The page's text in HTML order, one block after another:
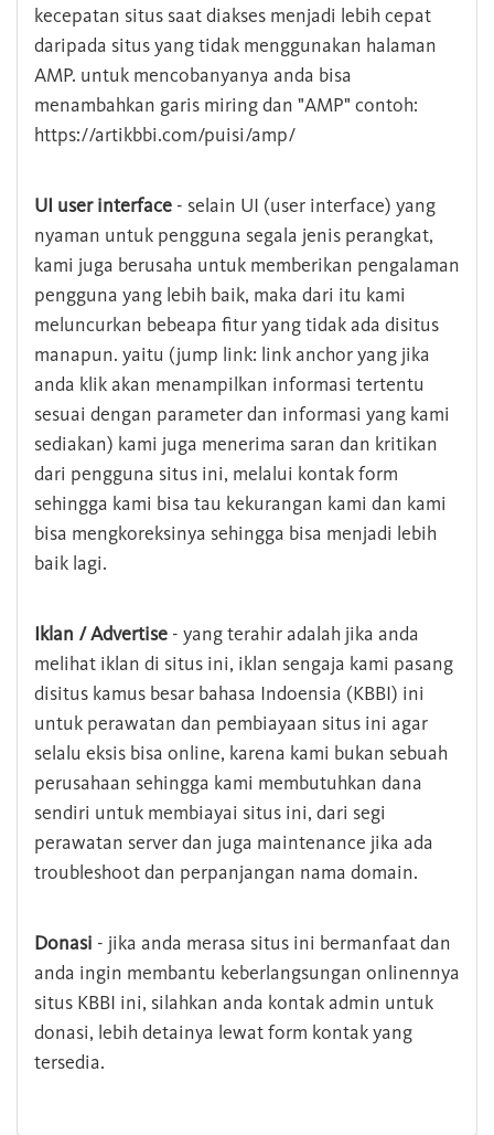
kecepatan situs saat diakses menjadi lebih cepat
daripada situs yang tidak menggunakan halaman
AMP. untuk mencobanyanya anda bisa
menambahkan garis miring dan "AMP" contoh:
https://artikbbi.com/puisi/amp/
UI user interface - selain UI (user interface) yang
nyaman untuk pengguna segala jenis perangkat,
kami juga berusaha untuk memberikan pengalaman
pengguna yang lebih baik, maka dari itu kami
meluncurkan bebeapa fitur yang tidak ada disitus
manapun. yaitu (jump link: link anchor yang jika
anda klik akan menampilkan informasi tertentu
sesuai dengan parameter dan informasi yang kami
sediakan) kami juga menerima saran dan kritikan
dari pengguna situs ini, melalui kontak form
sehingga kami bisa tau kekurangan kami dan kami
bisa mengkoreksinya sehingga bisa menjadi lebih
baik lagi.
Iklan / Advertise - yang terahir adalah jika anda
melihat iklan di situs ini, iklan sengaja kami pasang
disitus kamus besar bahasa Indoensia (KBBI) ini
untuk perawatan dan pembiayaan situs ini agar
selalu eksis bisa online, karena kami bukan sebuah
perusahaan sehingga kami membutuhkan dana
sendiri untuk membiayai situs ini, dari segi
perawatan server dan juga maintenance jika ada
troubleshoot dan perpanjangan nama domain.
Donasi - jika anda merasa situs ini bermanfaat dan
anda ingin membantu keberlangsungan onlinennya
situs KBBI ini, silahkan anda kontak admin untuk
donasi, lebih detainya lewat form kontak yang
tersedia.